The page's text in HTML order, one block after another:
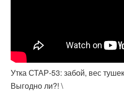
Утка СТАР-53: забой, вес
Выгодно ли?! \